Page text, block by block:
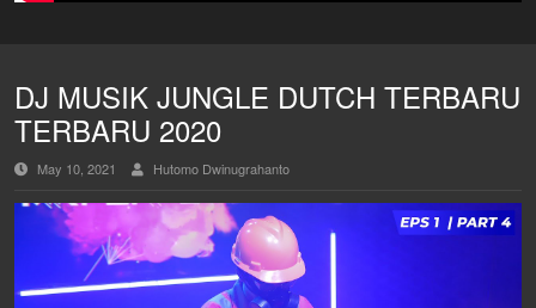
DJ MUSIK JUNGLE DUTCH TERBARU
TERBARU 2020
May 10, 2021 Hutomo Dwinugrahanto